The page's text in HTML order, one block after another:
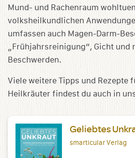
Mund- und Rachenraum
volksheilkundlichen
umfassen auch Magen-Darm-
„Frühjahrsreinigung“, Gicht und
Beschwerden.
Viele weitere Tipps und Rezepte
Heilkräuter findest du auch in
Geliebtes
smarticular Verlag